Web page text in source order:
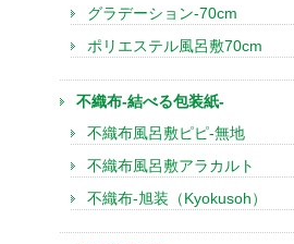
グラデーション-70cm
ポリエステル風呂敷70cm
不織布-結べる包装紙-
不織布風呂敷ピピ-無地
不織布風呂敷アラカルト
不織布-旭装（Kyokusoh）